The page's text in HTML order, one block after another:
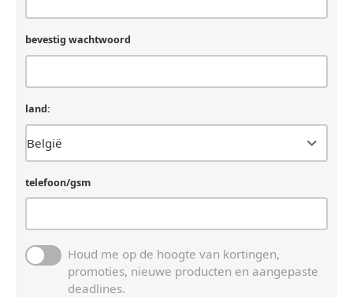
bevestig wachtwoord
land:
telefoon/gsm
Houd me op de hoogte van kortingen,
promoties, nieuwe producten en aangepaste
deadlines.